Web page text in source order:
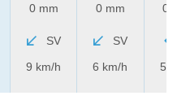
0 mm
SV
9 km/h
0 mm
SV
6 km/h
0 mm
5 km/h